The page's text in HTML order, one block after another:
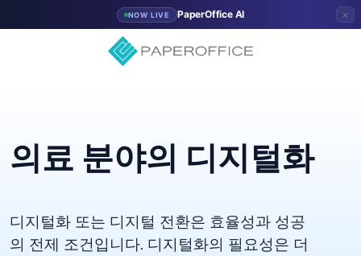
NOW LIVE PaperOffice AI ×
의료 분야의 디지털화
디지털화 또는 디지털 전환은 효율성과 성공
의 전제 조건입니다. 디지털화의 필요성은 더